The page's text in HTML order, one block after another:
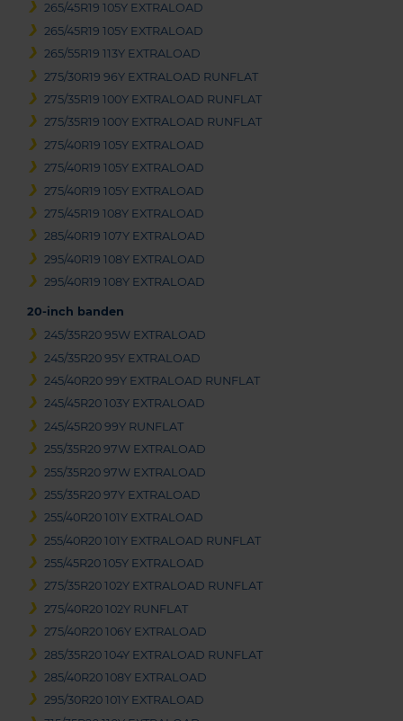
265/45R19 105Y EXTRALOAD
265/45R19 105Y EXTRALOAD
265/55R19 113Y EXTRALOAD
275/30R19 96Y EXTRALOAD RUNFLAT
275/35R19 100Y EXTRALOAD RUNFLAT
275/35R19 100Y EXTRALOAD RUNFLAT
275/40R19 105Y EXTRALOAD
275/40R19 105Y EXTRALOAD
275/40R19 105Y EXTRALOAD
275/45R19 108Y EXTRALOAD
285/40R19 107Y EXTRALOAD
295/40R19 108Y EXTRALOAD
295/40R19 108Y EXTRALOAD
20-inch banden
245/35R20 95W EXTRALOAD
245/35R20 95Y EXTRALOAD
245/40R20 99Y EXTRALOAD RUNFLAT
245/45R20 103Y EXTRALOAD
245/45R20 99Y RUNFLAT
255/35R20 97W EXTRALOAD
255/35R20 97W EXTRALOAD
255/35R20 97Y EXTRALOAD
255/40R20 101Y EXTRALOAD
255/40R20 101Y EXTRALOAD RUNFLAT
255/45R20 105Y EXTRALOAD
275/35R20 102Y EXTRALOAD RUNFLAT
275/40R20 102Y RUNFLAT
275/40R20 106Y EXTRALOAD
285/35R20 104Y EXTRALOAD RUNFLAT
285/40R20 108Y EXTRALOAD
295/30R20 101Y EXTRALOAD